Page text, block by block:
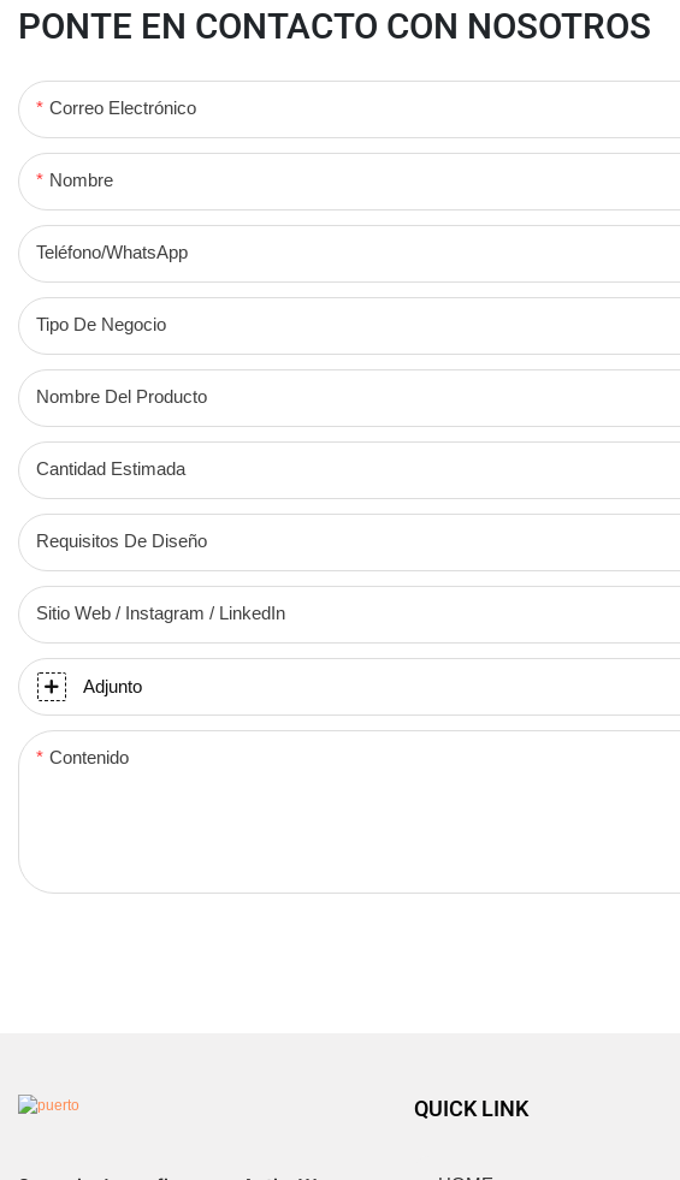
PONTE EN CONTACTO CON NOSOTROS
Correo Electrónico
Nombre
Teléfono/WhatsApp
Tipo De Negocio
Nombre Del Producto
Cantidad Estimada
Requisitos De Diseño
Sitio Web / Instagram / LinkedIn
Adjunto
Contenido
QUICK LINK